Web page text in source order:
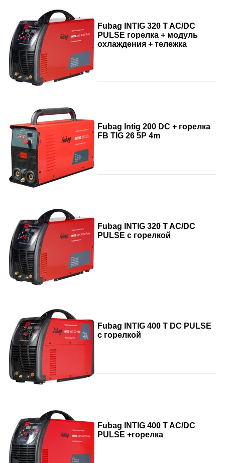
Fubag INTIG 320 T AC/DC
PULSE горелка + модуль
охлаждения + тележка
Fubag Intig 200 DC + горелка
FB TIG 26 5P 4m
Fubag INTIG 320 T AC/DC
PULSE с горелкой
Fubag INTIG 400 T DC PULSE
с горелкой
Fubag INTIG 400 T AC/DC
PULSE +горелка